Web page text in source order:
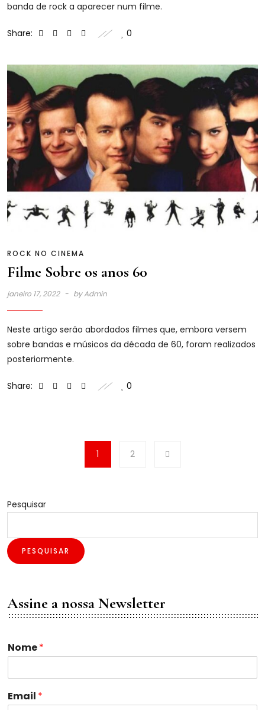
banda de rock a aparecer num filme.
Share: 0
ROCK NO CINEMA
Filme Sobre os anos 60
janeiro 17, 2022 byAdmin
Neste artigo serão abordados filmes que, embora versem
sobre bandas e músicos da década de 60, foram realizados
posteriormente.
Share: 0
1 2
Pesquisar
PESQUISAR
Assine a nossa Newsletter
Nome*
*
N
Email *